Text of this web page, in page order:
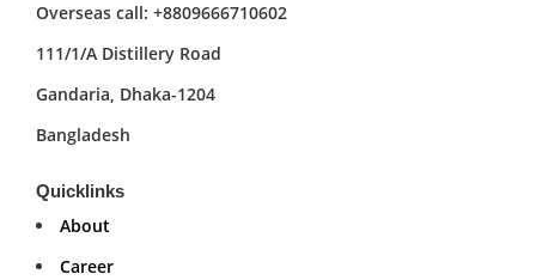
Overseas call: +8809666710602
111/1/A Distillery Road
Gandaria, Dhaka-1204
Bangladesh
Quicklinks
About
Career